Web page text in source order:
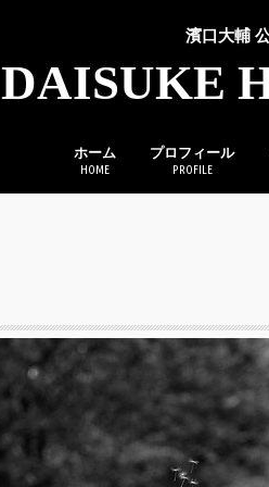
濱口大輔
DAISUKE
ホーム
HOME
プロフィール
PROFILE